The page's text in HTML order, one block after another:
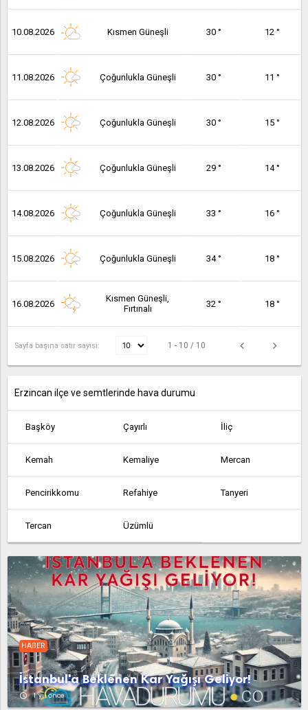
10.08.2026 Kısmen Güneşli 30 ° 12 °
11.08.2026 Çoğunlukla Güneşli 30 ° 11 °
12.08.2026 Çoğunlukla Güneşli 30 ° 15 °
13.08.2026 Çoğunlukla Güneşli 29 ° 14 °
14.08.2026 Çoğunlukla Güneşli 33 ° 16 °
15.08.2026 Çoğunlukla Güneşli 34 ° 18 °
16.08.2026
Kısmen Güneşli,
Fırtınalı
32 ° 18 °
Sayfa başına satır sayısı: 1 - 10 / 10
Erzincan ilçe ve semtlerinde hava durumu
Başköy Çayırlı İliç
Kemah Kemaliye Mercan
Pencirikkomu Refahiye Tanyeri
Tercan Üzümlü
HABER
İstanbul'a Beklenen Kar Yağışı Geliyor!
access_time 1 yıl önce